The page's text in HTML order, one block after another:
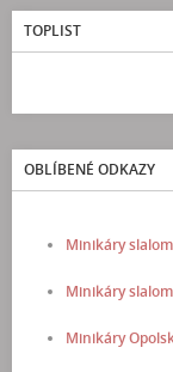
TOPLIST
OBLÍBENÉ ODKAZY
Minikáry
Minikáry
Minikáry